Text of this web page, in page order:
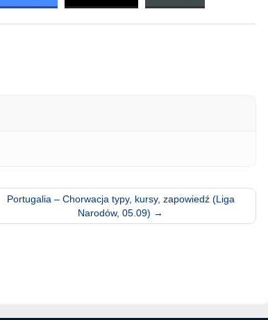
Portugalia – Chorwacja typy, kursy, zapowiedź (Liga
Narodów, 05.09) →